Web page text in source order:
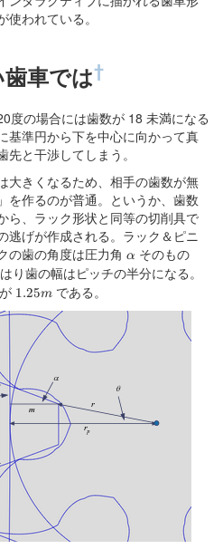
われている。
車では†
度の場合には歯数が 18 未満になる
基準円から下を中心に向かって真
と干渉してしまう。
大きくなるため、相手の歯数が無
を作るのが普通。というか、歯数
ら、ラック形状と同等の切削具で
逃げが作成される。ラック＆ピニ
の歯の角度は圧力角 \alpha
α そのもの
り歯の幅はピッチの半分になる。
1.25m
1.25m である。